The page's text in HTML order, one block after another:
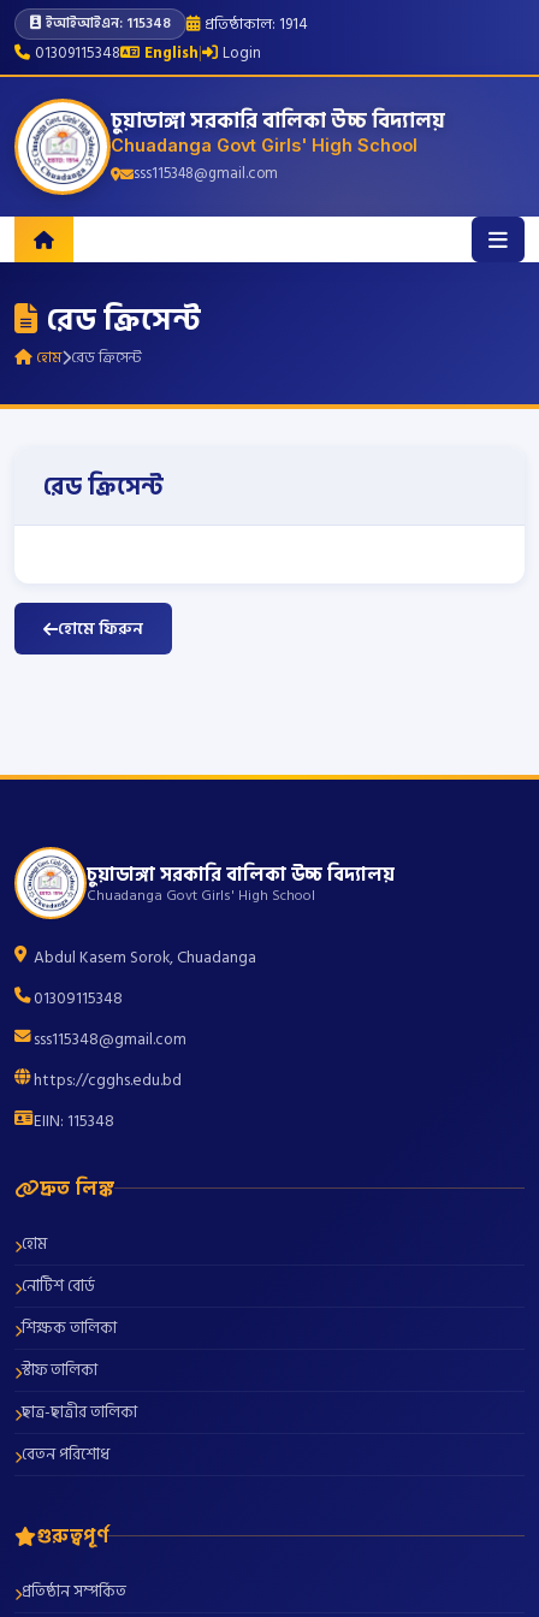
ইআইআইএন: 115348
প্রতিষ্ঠাকাল: 1914
01309115348
English| Login
চুয়াডাঙ্গা সরকারি বালিকা উচ্চ বিদ্যালয়
Chuadanga Govt Girls' High School
sss115348@gmail.com
রেড ক্রিসেন্ট
হোম রেড ক্রিসেন্ট
রেড ক্রিসেন্ট
হোমে ফিরুন
চুয়াডাঙ্গা সরকারি বালিকা উচ্চ বিদ্যালয়
Chuadanga Govt Girls' High School
Abdul Kasem Sorok, Chuadanga
01309115348
sss115348@gmail.com
https://cgghs.edu.bd
EIIN: 115348
দ্রুত লিঙ্ক
হোম
নোটিশ বোর্ড
শিক্ষক তালিকা
স্টাফ তালিকা
ছাত্র-ছাত্রীর তালিকা
বেতন পরিশোধ
গুরুত্বপূর্ণ
প্রতিষ্ঠান সম্পর্কিত